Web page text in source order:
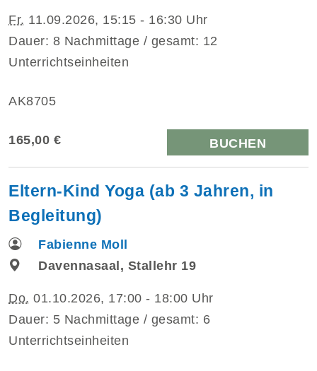
Fr. 11.09.2026, 15:15 - 16:30 Uhr
Dauer: 8 Nachmittage / gesamt: 12
Unterrichtseinheiten
AK8705
165,00 € BUCHEN
Eltern-Kind Yoga (ab 3 Jahren, in
Begleitung)
Fabienne Moll
Davennasaal, Stallehr 19
Do. 01.10.2026, 17:00 - 18:00 Uhr
Dauer: 5 Nachmittage / gesamt: 6
Unterrichtseinheiten